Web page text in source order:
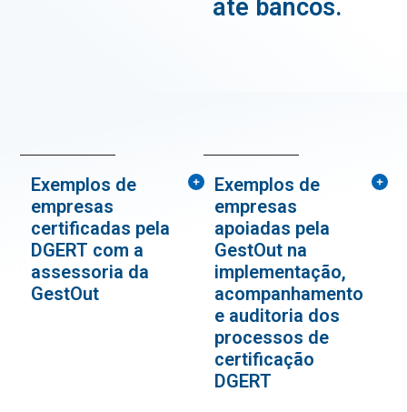
até bancos.
Exemplos de
empresas
certificadas pela
DGERT com a
assessoria da
GestOut
Exemplos de
empresas
apoiadas pela
GestOut na
implementação,
acompanhamento
e auditoria dos
processos de
certificação
DGERT